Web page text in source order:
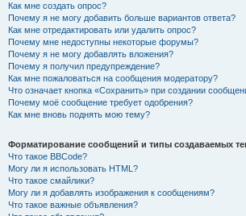
Как мне создать опрос?
Почему я не могу добавить больше вариантов ответа?
Как мне отредактировать или удалить опрос?
Почему мне недоступны некоторые форумы?
Почему я не могу добавлять вложения?
Почему я получил предупреждение?
Как мне пожаловаться на сообщения модератору?
Что означает кнопка «Сохранить» при создании
Почему моё сообщение требует одобрения?
Как мне вновь поднять мою тему?
Форматирование сообщений и типы создаваемых
Что такое BBCode?
Могу ли я использовать HTML?
Что такое смайлики?
Могу ли я добавлять изображения к сообщениям?
Что такое важные объявления?